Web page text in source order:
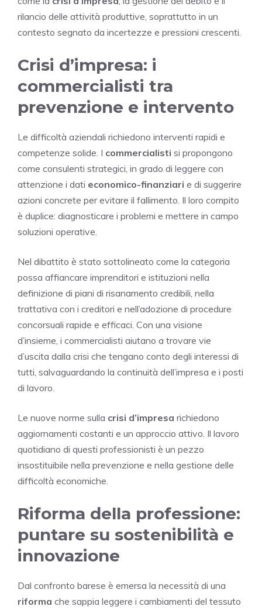
rilancio delle attività produttive, soprattutto in un
contesto segnato da incertezze e pressioni crescenti.
Crisi d’impresa: i
commercialisti tra
prevenzione e intervento
Le difficoltà aziendali richiedono interventi rapidi e
competenze solide. I commercialisti si propongono
come consulenti strategici, in grado di leggere con
attenzione i dati economico-finanziari e di suggerire
azioni concrete per evitare il fallimento. Il loro compito
è duplice: diagnosticare i problemi e mettere in campo
soluzioni operative.
Nel dibattito è stato sottolineato come la categoria
possa affiancare imprenditori e istituzioni nella
definizione di piani di risanamento credibili, nella
trattativa con i creditori e nell’adozione di procedure
concorsuali rapide e efficaci. Con una visione
d’insieme, i commercialisti aiutano a trovare vie
d’uscita dalla crisi che tengano conto degli interessi di
tutti, salvaguardando la continuità dell’impresa e i posti
di lavoro.
Le nuove norme sulla crisi d’impresa richiedono
aggiornamenti costanti e un approccio attivo. Il lavoro
quotidiano di questi professionisti è un pezzo
insostituibile nella prevenzione e nella gestione delle
difficoltà economiche.
Riforma della professione:
puntare su sostenibilità e
innovazione
Dal confronto barese è emersa la necessità di una
riforma che sappia leggere i cambiamenti del tessuto